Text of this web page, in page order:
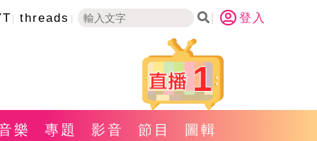
threads 登入
1
樂 專題 影音 節目 圖輯